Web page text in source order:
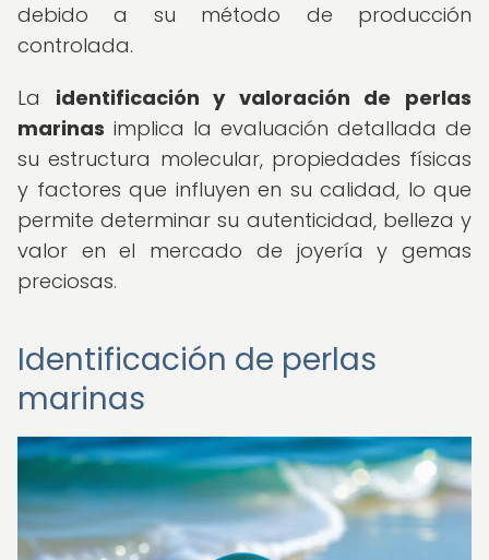
debido a su método de producción
controlada.
La identificación y valoración de perlas
marinas implica la evaluación detallada de
su estructura molecular, propiedades físicas
y factores que influyen en su calidad, lo que
permite determinar su autenticidad, belleza y
valor en el mercado de joyería y gemas
preciosas.
Identificación de perlas
marinas